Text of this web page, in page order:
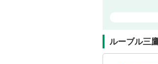
ルーブル三